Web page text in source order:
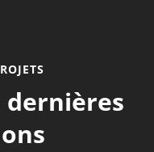
dernières